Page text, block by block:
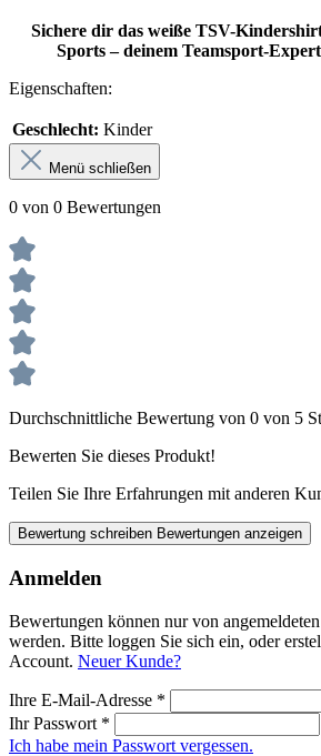
Sichere dir das weiße TSV-
Sports – deinem Teamsport-
Eigenschaften:
Geschlecht: Kinder
Menü schließen
0 von 0 Bewertungen
Durchschnittliche Bewertung von 0 von 5
Bewerten Sie dieses Produkt!
Teilen Sie Ihre Erfahrungen mit anderen
Bewertung schreiben Bewertungen anzeigen
Anmelden
Bewertungen können nur von
werden. Bitte loggen Sie sich ein, oder
Account. Neuer Kunde?
Ihre E-Mail-Adresse *
Ihr Passwort *
Ich habe mein Passwort vergessen.